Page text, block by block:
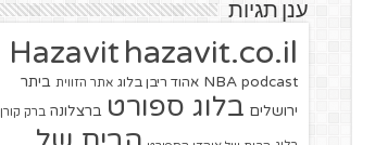
ענן תגיות
Hazavit hazavit.co.il
NBA podcast אהוד ריבן בלוג אתר הזווית ביתר
ירושלים בלוג ספורט ברצלונה ברק קורן